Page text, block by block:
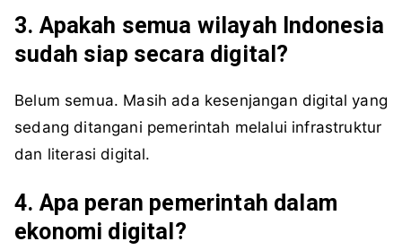
3. Apakah semua wilayah Indonesia
sudah siap secara digital?
Belum semua. Masih ada kesenjangan digital yang
sedang ditangani pemerintah melalui infrastruktur
dan literasi digital.
4. Apa peran pemerintah dalam
ekonomi digital?